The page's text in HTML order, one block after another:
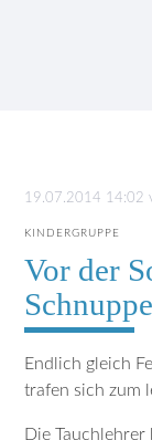
19.07.2014 14:02
KINDERGRUPPE
Vor der
Endlich gleich
trafen sich zum
Die